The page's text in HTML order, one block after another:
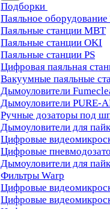
Подборки
Паяльное
Паяльные станции MBT
Паяльные станции OKI
Паяльные станции PS
Цифровая паяльная
Вакуумные паяльные
Дымоуловители
Дымоуловители PURE-
Ручные дозаторы под
Дымоуловители для
Цифровые
Цифровые
Дымоуловители для
Фильтры Warp
Цифровые
Цифровые